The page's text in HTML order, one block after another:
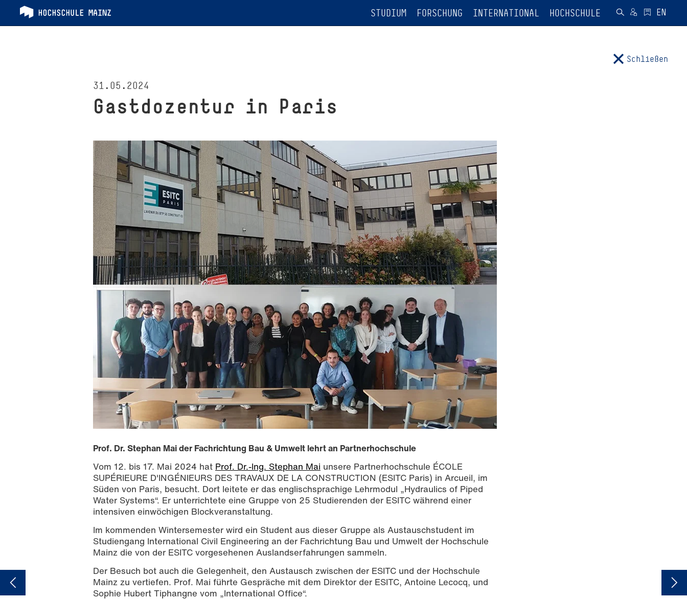
STUDIUM FORSCHUNG INTERNATIONAL HOCHSCHULE
Schließen
31.05.2024
Gastdozentur in Paris
Prof. Dr. Stephan Mai der Fachrichtung Bau & Umwelt lehrt an Partnerhochschule
Vom 12. bis 17. Mai 2024 hat Prof. Dr.-Ing. Stephan Mai unsere Partnerhochschule ÉCOLE
SUPÉRIEURE D'INGÉNIEURS DES TRAVAUX DE LA CONSTRUCTION (ESITC Paris) in Arcueil, im
Süden von Paris, besucht. Dort leitete er das englischsprachige Lehrmodul „Hydraulics of Piped
Water Systems“. Er unterrichtete eine Gruppe von 25 Studierenden der ESITC während einer
intensiven einwöchigen Blockveranstaltung.
Im kommenden Wintersemester wird ein Student aus dieser Gruppe als Austauschstudent im
Studiengang International Civil Engineering an der Fachrichtung Bau und Umwelt der Hochschule
Mainz die von der ESITC vorgesehenen Auslandserfahrungen sammeln.
Der Besuch bot auch die Gelegenheit, den Austausch zwischen der ESITC und der Hochschule
Mainz zu vertiefen. Prof. Mai führte Gespräche mit dem Direktor der ESITC, Antoine Lecocq, und
Sophie Hubert Tiphangne vom „International Office“.